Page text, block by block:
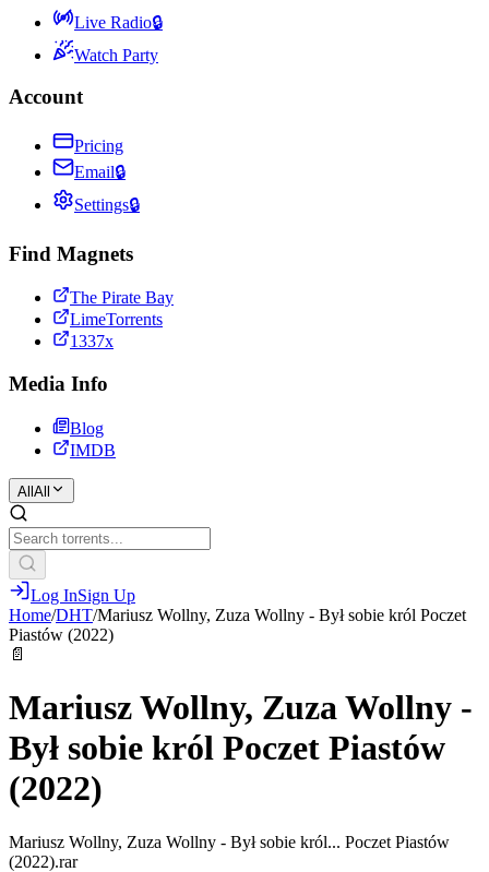
Live Radio🔒
Watch Party
Account
Pricing
Email🔒
Settings🔒
Find Magnets
The Pirate Bay
LimeTorrents
1337x
Media Info
Blog
IMDB
All All
Log InSign Up
Home/DHT/Mariusz Wollny, Zuza Wollny - Był sobie król Poczet
Piastów (2022)
📄
Mariusz Wollny, Zuza Wollny -
Był sobie król Poczet Piastów
(2022)
Mariusz Wollny, Zuza Wollny - Był sobie król... Poczet Piastów
(2022).rar